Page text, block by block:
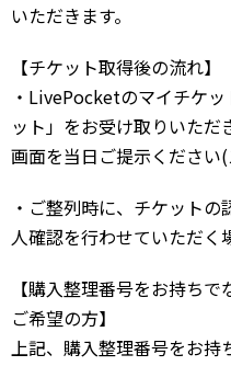
いただきます。
【チケット取得後の流れ】
・LivePocketのマイチケ
ット」をお受け取りいただ
画面を当日ご提示ください
・ご整列時に、チケット
人確認を行わせていただく
【購入整理番号をお持ち
ご希望の方】
上記、購入整理番号をお